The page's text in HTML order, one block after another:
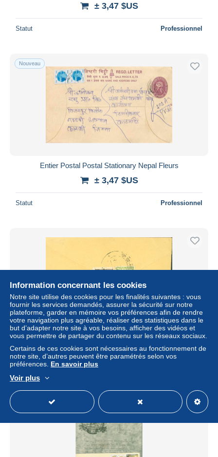
± 3,47 $US
Statut Professionnel
Nouveau
Entier Postal Postal Stationary Nepal Fleurs
± 3,47 $US
Statut Professionnel
Népal YT N°27 + 28 oblitérés environ 1935
± 13,87 $US
Statut
Nouveau
Information concernant les cookies
Notre site utilise des cookies pour les finalités suivantes : vous
fournir les services demandés, assurer la sécurité sur notre
plateforme, garder en mémoire vos préférences afin de rendre
votre navigation plus agréable, réaliser des statistiques dans le
but d’adapter notre site à vos besoins, afficher des vidéos et
vous permettre de partager du contenu sur les réseaux sociaux.
Certains de ces cookies sont nécessaires au fonctionnement de
notre site, d’autres peuvent être paramétrés selon vos
préférences. En savoir plus
Voir plus